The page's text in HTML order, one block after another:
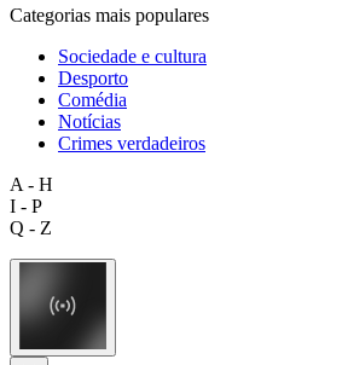
Categorias mais populares
Sociedade e cultura
Desporto
Comédia
Notícias
Crimes verdadeiros
A - H
I - P
Q - Z